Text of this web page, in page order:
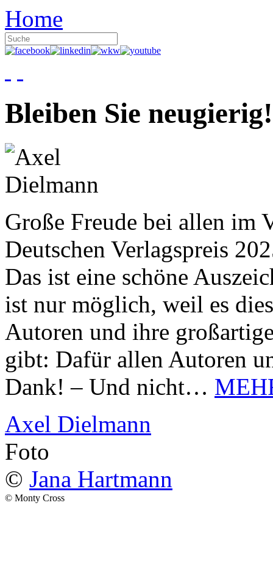
Home
Bleiben Sie neugierig!
Große Freude bei allen im
Deutschen Verlagspreis
Das ist eine schöne
ist nur möglich, weil es
Autoren und ihre
gibt: Dafür allen Autoren
Dank! – Und nicht…
Axel Dielmann
Foto
© Jana Hartmann
© Monty Cross